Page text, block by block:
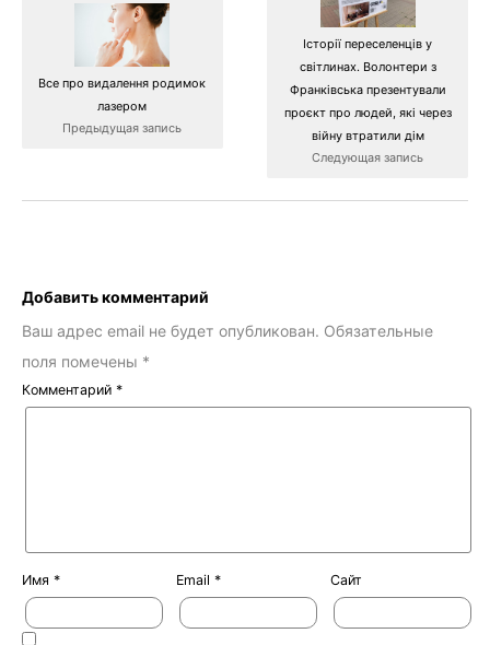
Все про видалення родимок
лазером
Предыдущая запись
Історії переселенців у
світлинах. Волонтери з
Франківська презентували
проєкт про людей, які через
війну втратили дім
Следующая запись
Добавить комментарий
Ваш адрес email не будет опубликован. Обязательные
поля помечены *
Комментарий *
Имя * Email * Сайт